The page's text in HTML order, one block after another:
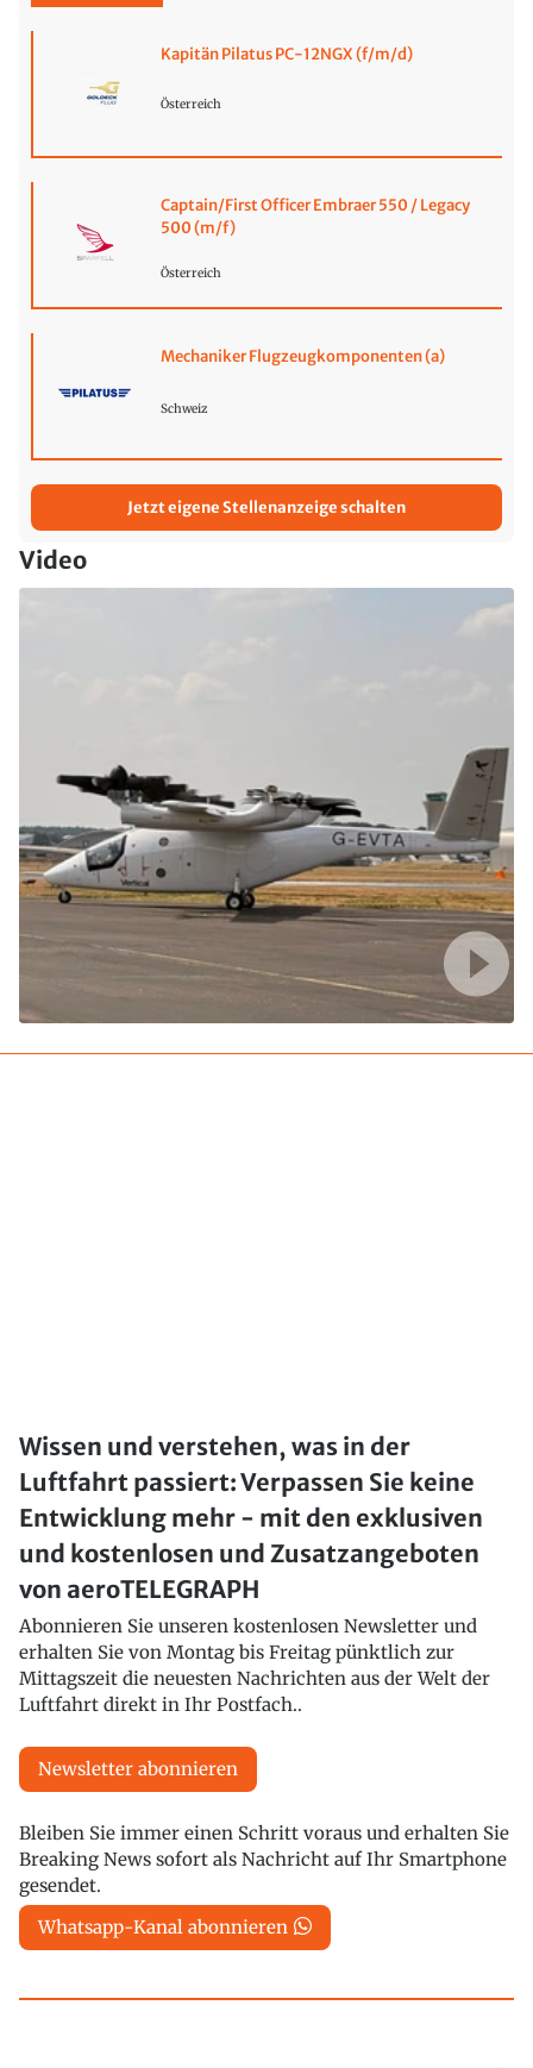
Kapitän Pilatus PC-12NGX (f/m/d)
Österreich
Captain/First Officer Embraer 550 / Legacy
500 (m/f)
Österreich
Mechaniker Flugzeugkomponenten (a)
Schweiz
Jetzt eigene Stellenanzeige schalten
Video
Wissen und verstehen, was in der
Luftfahrt passiert: Verpassen Sie keine
Entwicklung mehr - mit den exklusiven
und kostenlosen und Zusatzangeboten
von aeroTELEGRAPH
Abonnieren Sie unseren kostenlosen Newsletter und
erhalten Sie von Montag bis Freitag pünktlich zur
Mittagszeit die neuesten Nachrichten aus der Welt der
Luftfahrt direkt in Ihr Postfach..
Newsletter abonnieren
Bleiben Sie immer einen Schritt voraus und erhalten Sie
Breaking News sofort als Nachricht auf Ihr Smartphone
gesendet.
Whatsapp-Kanal abonnieren